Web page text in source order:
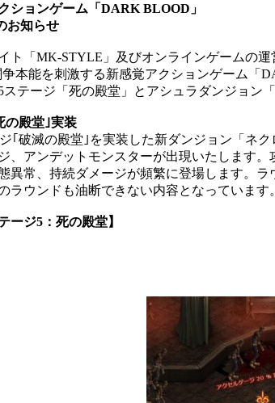
ションゲーム「DARK BLOOD」
お知らせ
ト「MK-STYLE」及びオンラインゲームの
本能を刺激する新感覚アクションゲーム「
ステージ「死の殿堂」とアシュラダンジョ
の殿堂｣実装
｢破滅の殿堂｣を実装した新ダンジョン「ネ
、アンデットモンスターが出現いたします
異常、持続ダメージが頻繁に登場します。
ウンドも油断できない内容となっています。
ジ5：死の殿堂】